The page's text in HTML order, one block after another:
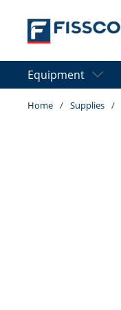
Skip to main
Equipment
Home / Supplies /